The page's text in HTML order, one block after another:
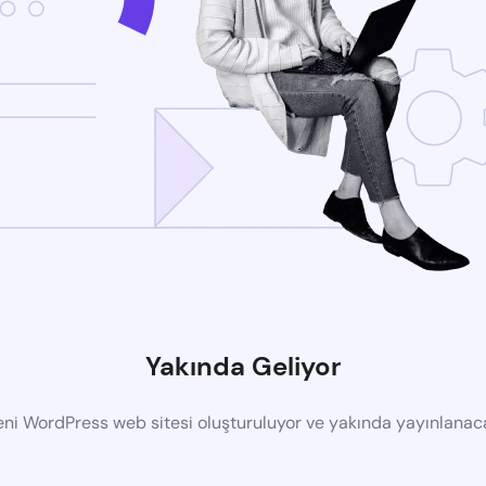
Yakında Geliyor
WordPress web sitesi oluşturuluyor ve yakında